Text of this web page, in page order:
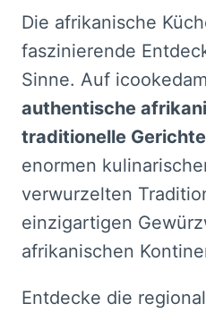
Die afrikanische
faszinierende
Sinne. Auf
authentische
traditionelle Gerichte
enormen
verwurzelten
einzigartigen
afrikanischen
Entdecke die